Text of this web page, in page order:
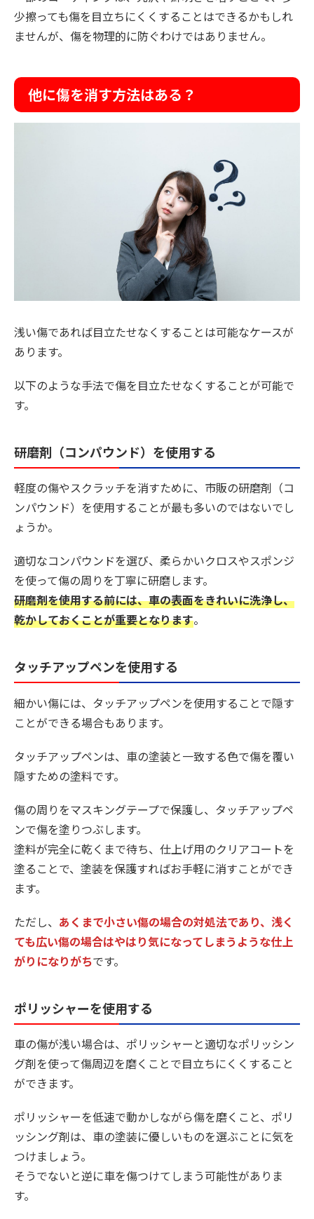
少擦っても傷を目立ちにくくすることはできるかもしれ
ませんが、傷を物理的に防ぐわけではありません。
他に傷を消す方法はある？
浅い傷であれば目立たせなくすることは可能なケースが
あります。
以下のような手法で傷を目立たせなくすることが可能で
す。
研磨剤（コンパウンド）を使用する
軽度の傷やスクラッチを消すために、市販の研磨剤（コ
ンパウンド）を使用することが最も多いのではないでし
ょうか。
適切なコンパウンドを選び、柔らかいクロスやスポンジ
を使って傷の周りを丁寧に研磨します。
研磨剤を使用する前には、車の表面をきれいに洗浄し、
乾かしておくことが重要となります。
タッチアップペンを使用する
細かい傷には、タッチアップペンを使用することで隠す
ことができる場合もあります。
タッチアップペンは、車の塗装と一致する色で傷を覆い
隠すための塗料です。
傷の周りをマスキングテープで保護し、タッチアップペ
ンで傷を塗りつぶします。
塗料が完全に乾くまで待ち、仕上げ用のクリアコートを
塗ることで、塗装を保護すればお手軽に消すことができ
ます。
ただし、 あくまで小さい傷の場合の対処法であり、浅く
ても広い傷の場合はやはり気になってしまうような仕上
がりになりがちです。
ポリッシャーを使用する
車の傷が浅い場合は、ポリッシャーと適切なポリッシン
グ剤を使って傷周辺を磨くことで目立ちにくくすること
ができます。
ポリッシャーを低速で動かしながら傷を磨くこと、ポリ
ッシング剤は、車の塗装に優しいものを選ぶことに気を
つけましょう。
そうでないと逆に車を傷つけてしまう可能性がありま
す。